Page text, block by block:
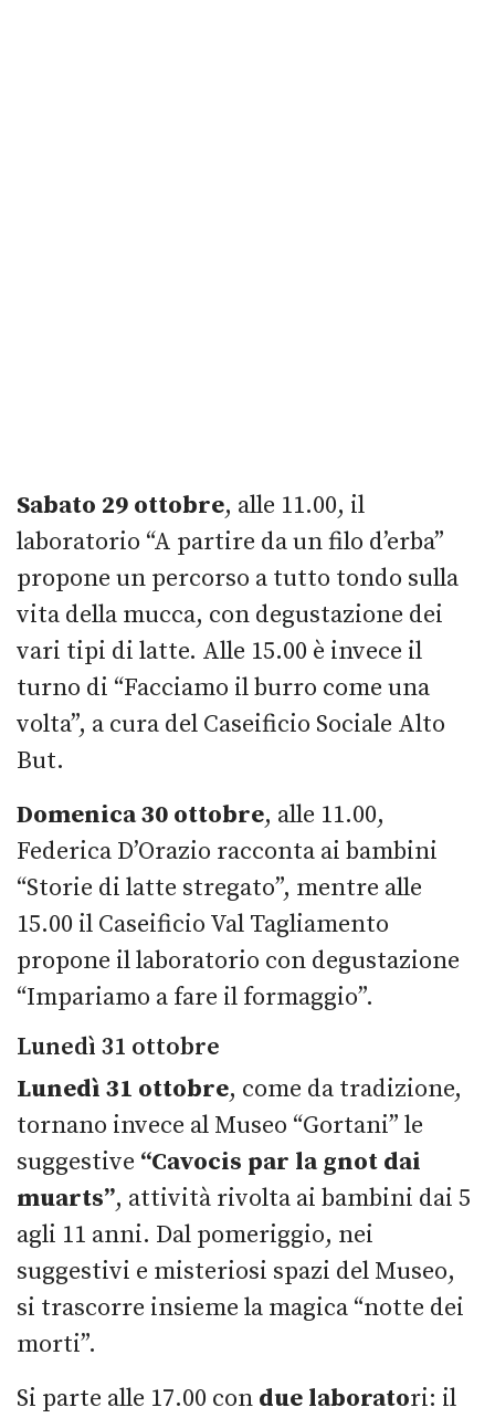
Sabato 29 ottobre, alle 11.00, il
laboratorio “A partire da un filo d’erba”
propone un percorso a tutto tondo sulla
vita della mucca, con degustazione dei
vari tipi di latte. Alle 15.00 è invece il
turno di “Facciamo il burro come una
volta”, a cura del Caseificio Sociale Alto
But.
Domenica 30 ottobre, alle 11.00,
Federica D’Orazio racconta ai bambini
“Storie di latte stregato”, mentre alle
15.00 il Caseificio Val Tagliamento
propone il laboratorio con degustazione
“Impariamo a fare il formaggio”.
Lunedì 31 ottobre
Lunedì 31 ottobre, come da tradizione,
tornano invece al Museo “Gortani” le
suggestive “Cavocis par la gnot dai
muarts”, attività rivolta ai bambini dai 5
agli 11 anni. Dal pomeriggio, nei
suggestivi e misteriosi spazi del Museo,
si trascorre insieme la magica “notte dei
morti”.
Si parte alle 17.00 con due laboratori: il